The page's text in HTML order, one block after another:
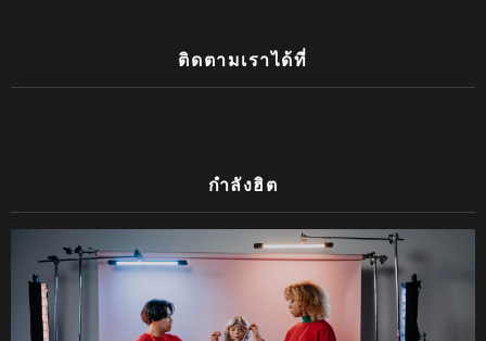
ติดตามเราได้ที่
กำลังฮิต